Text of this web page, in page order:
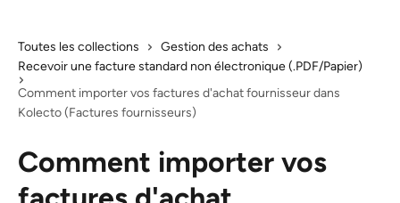
Toutes les collections
Gestion des achats
Recevoir une facture standard non électronique (.PDF/Papier)
Comment importer vos factures d'achat fournisseur dans
Kolecto (Factures fournisseurs)
Comment importer vos